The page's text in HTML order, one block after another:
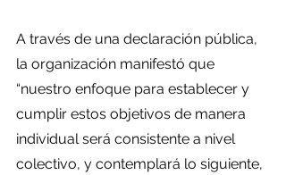
A través de una declaración pública,
la organización manifestó que
“nuestro enfoque para establecer y
cumplir estos objetivos de manera
individual será consistente a nivel
colectivo, y contemplará lo siguiente,